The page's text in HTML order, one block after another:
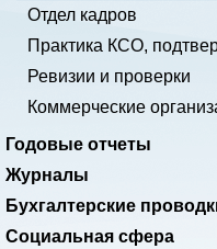
Отдел кадров
Практика КСО,
Ревизии и проверки
Коммерческие
Годовые отчеты
Журналы
Бухгалтерские
Социальная сфера